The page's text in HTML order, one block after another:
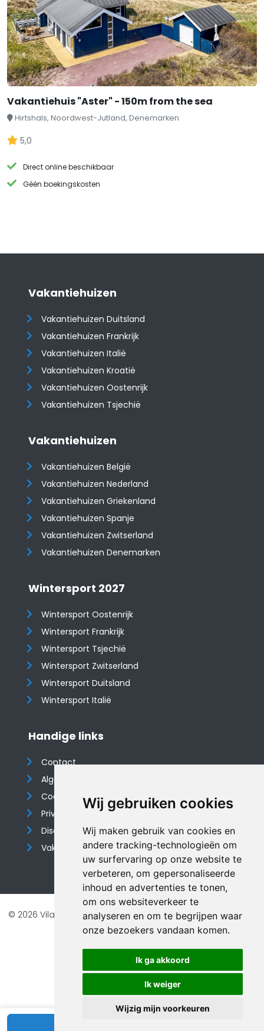
Wij gebruiken cookies
Wij maken gebruik van cookies en
andere tracking-technologieën om
uw surfervaring op onze website te
verbeteren, om gepersonaliseerde
inhoud en advertenties te tonen,
om ons websiteverkeer te
analyseren en om te begrijpen waar
onze bezoekers vandaan komen.
Ik ga akkoord
Ik weiger
Wijzig mijn voorkeuren
Vakantiehuis "Aster" - 150m from the sea
Hirtshals, Noordwest-Jutland, Denemarken
5,0
Direct online beschikbaar
Géén boekingskosten
Vakantiehuizen
Vakantiehuizen Duitsland
Vakantiehuizen Frankrijk
Vakantiehuizen Italië
Vakantiehuizen Kroatië
​​​​​​​Vakantiehuizen Oostenrijk
Vakantiehuizen Tsjechië
Vakantiehuizen
Vakantiehuizen België
Vakantiehuizen Nederland
Vakantiehuizen Griekenland
Vakantiehuizen Spanje
​​​​​​​Vakantiehuizen Zwitserland
Vakantiehuizen Denemarken
Wintersport 2027
Wintersport Oostenrijk
Wintersport Frankrijk
Wintersport Tsjechië
Wintersport Zwitserland
Wintersport Duitsland
Wintersport Italië
Handige links
Contact
Algemene voorwaarden
Cookieverklaring
Privacyverklaring
Disclaimer
Vakantiehuis website
© 2026 Vilando Vakantiehuizen |Website door FalcoTravel
Veilig online betalen met